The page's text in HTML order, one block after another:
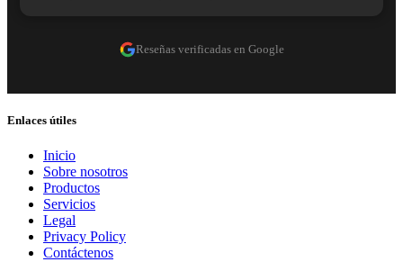
Reseñas verificadas en Google
Enlaces útiles
Inicio
Sobre nosotros
Productos
Servicios
Legal
Privacy Policy
Contáctenos